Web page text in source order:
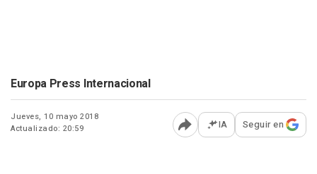
Europa Press Internacional
Jueves, 10 mayo 2018
Actualizado: 20:59
Abrir opciones para
IA Seguir en